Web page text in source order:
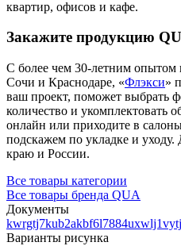
квартир, офисов и кафе.
Закажите продукцию
С более чем 30-летним
Сочи и Краснодаре, «Флэкси»
ваш проект, поможет выбрать
количество и укомплектовать
онлайн или приходите в
подскажем по укладке и
краю и России.
Все товары категории
Все товары бренда QUA
Документы
Варианты рисунка